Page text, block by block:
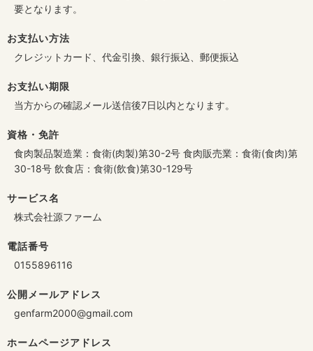
要となります。
お支払い方法
クレジットカード、代金引換、銀行振込、郵便振込
お支払い期限
当方からの確認メール送信後7日以内となります。
資格・免許
食肉製品製造業：食衛(肉製)第30-2号 食肉販売業：食衛(食肉)第
30-18号 飲食店：食衛(飲食)第30-129号
サービス名
株式会社源ファーム
電話番号
0155896116
公開メールアドレス
genfarm2000@gmail.com
ホームページアドレス